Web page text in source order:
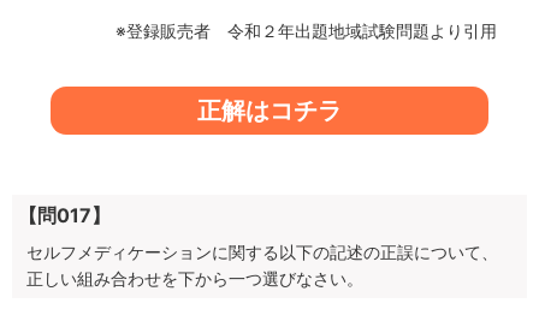
※登録販売者 令和２年出題地域試験問題より引用
正解はコチラ
【問017】
セルフメディケーションに関する以下の記述の正誤について、
正しい組み合わせを下から一つ選びなさい。